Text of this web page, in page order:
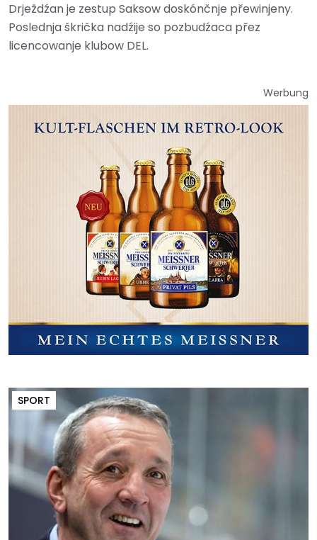
Drježdźan je zestup Saksow doskónčnje přewinjeny.
Poslednja škrička nadźije so pozbudźaca přez
licencowanje klubow DEL.
Werbung
SPORT